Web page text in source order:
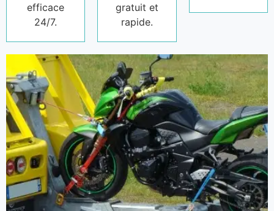
efficace
24/7.
gratuit et
rapide.